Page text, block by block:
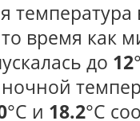
температура
время как
до 12
°С и 18.2°С